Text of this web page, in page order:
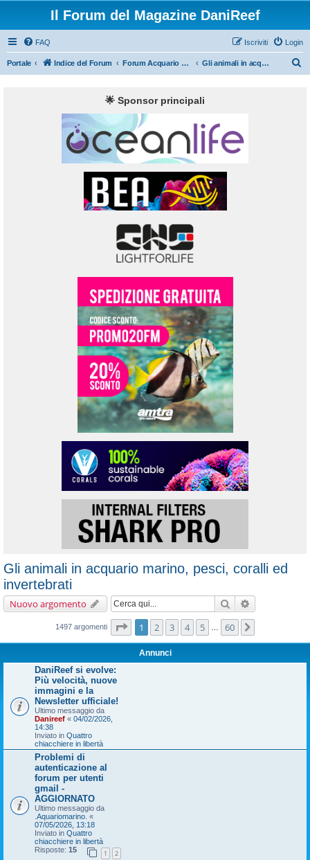
Il Forum del Magazine DaniReef
FAQ Login
Iscriviti
Portale Indice del Forum Forum Acquario Marino Gli animali in acquario marino, pesci, coralli ed invertebrati
🌟 Sponsor principali
Gli animali in acquario marino, pesci, coralli ed
invertebrati
Nuovo argomento Cerca
1497 argomenti Pagina1 di
1 2 3 4 5 60
Annunci
DaniReef si evolve:
Più velocità, nuove
immagini e la
Newsletter ufficiale!
Ultimo messaggio da
Danireef « 04/02/2026,
14:38
Inviato in Quattro
chiacchiere in libertà
Problemi di
autenticazione al
forum per utenti
gmail -
AGGIORNATO
Ultimo messaggio da
.Aquariomarino. «
07/05/2026, 13:18
Inviato in Quattro
chiacchiere in libertà
Risposte: 15 1 2